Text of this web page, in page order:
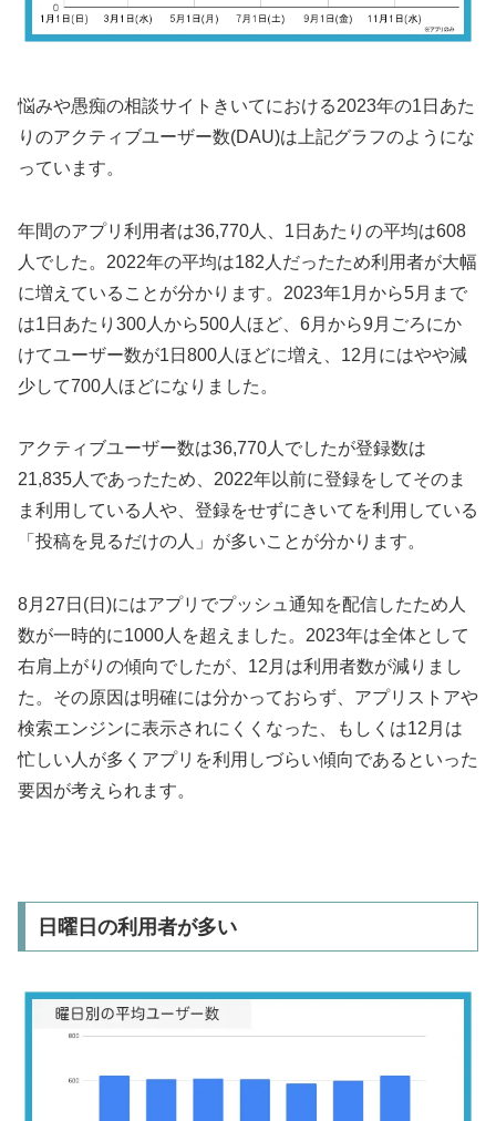
悩みや愚痴の相談サイトきいてにおける2023年の1日あた
りのアクティブユーザー数(DAU)は上記グラフのようにな
っています。
年間のアプリ利用者は36,770人、1日あたりの平均は608
人でした。2022年の平均は182人だったため利用者が大幅
に増えていることが分かります。2023年1月から5月まで
は1日あたり300人から500人ほど、6月から9月ごろにか
けてユーザー数が1日800人ほどに増え、12月にはやや減
少して700人ほどになりました。
アクティブユーザー数は36,770人でしたが登録数は
21,835人であったため、2022年以前に登録をしてそのま
ま利用している人や、登録をせずにきいてを利用している
「投稿を見るだけの人」が多いことが分かります。
8月27日(日)にはアプリでプッシュ通知を配信したため人
数が一時的に1000人を超えました。2023年は全体として
右肩上がりの傾向でしたが、12月は利用者数が減りまし
た。その原因は明確には分かっておらず、アプリストアや
検索エンジンに表示されにくくなった、もしくは12月は
忙しい人が多くアプリを利用しづらい傾向であるといった
要因が考えられます。
日曜日の利用者が多い